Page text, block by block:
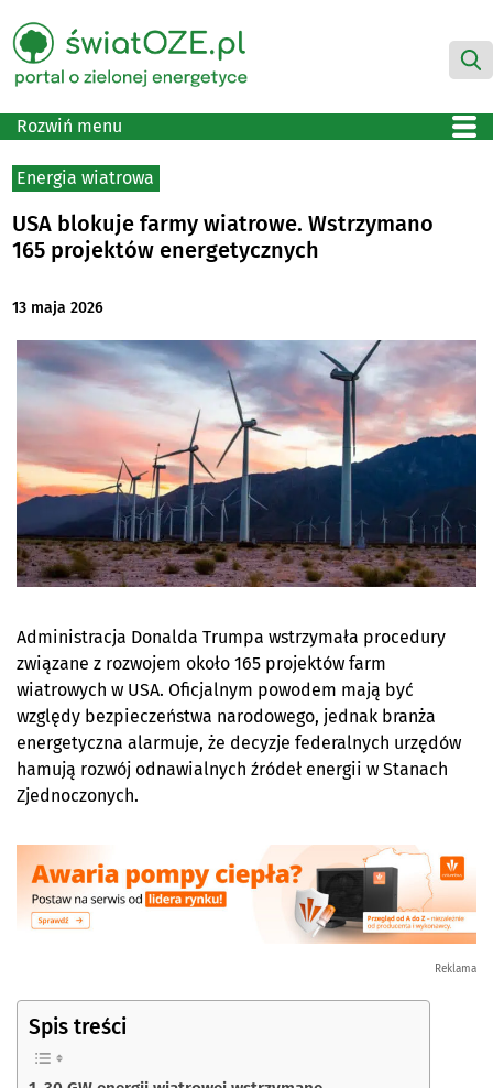
Rozwiń menu
Energia wiatrowa
USA blokuje farmy wiatrowe. Wstrzymano
165 projektów energetycznych
13 maja 2026
Administracja Donalda Trumpa wstrzymała procedury
związane z rozwojem około 165 projektów farm
wiatrowych w USA. Oficjalnym powodem mają być
względy bezpieczeństwa narodowego, jednak branża
energetyczna alarmuje, że decyzje federalnych urzędów
hamują rozwój odnawialnych źródeł energii w Stanach
Zjednoczonych.
Reklama
Spis treści